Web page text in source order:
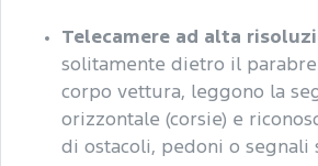
Telecamere ad alta
solitamente dietro il
corpo vettura, leggono la
orizzontale (corsie) e
di ostacoli, pedoni o segnali